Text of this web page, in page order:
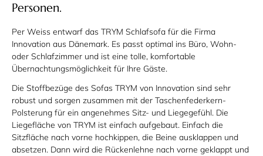
Personen.
Per Weiss entwarf das TRYM Schlafsofa für die Firma
Innovation aus Dänemark. Es passt optimal ins Büro, Wohn-
oder Schlafzimmer und ist eine tolle, komfortable
Übernachtungsmöglichkeit für Ihre Gäste.
Die Stoffbezüge des Sofas TRYM von Innovation sind sehr
robust und sorgen zusammen mit der Taschenfederkern-
Polsterung für ein angenehmes Sitz- und Liegegefühl. Die
Liegefläche von TRYM ist einfach aufgebaut. Einfach die
Sitzfläche nach vorne hochkippen, die Beine ausklappen und
absetzen. Dann wird die Rückenlehne nach vorne geklappt und